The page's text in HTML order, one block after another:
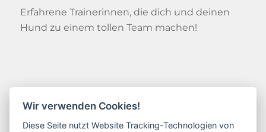
Erfahrene Trainerinnen, die dich und deinen
Hund zu einem tollen Team machen!
Kontakt
Friederike Schulz
Wir verwenden Cookies!
Diese Seite nutzt Website Tracking-Technologien von